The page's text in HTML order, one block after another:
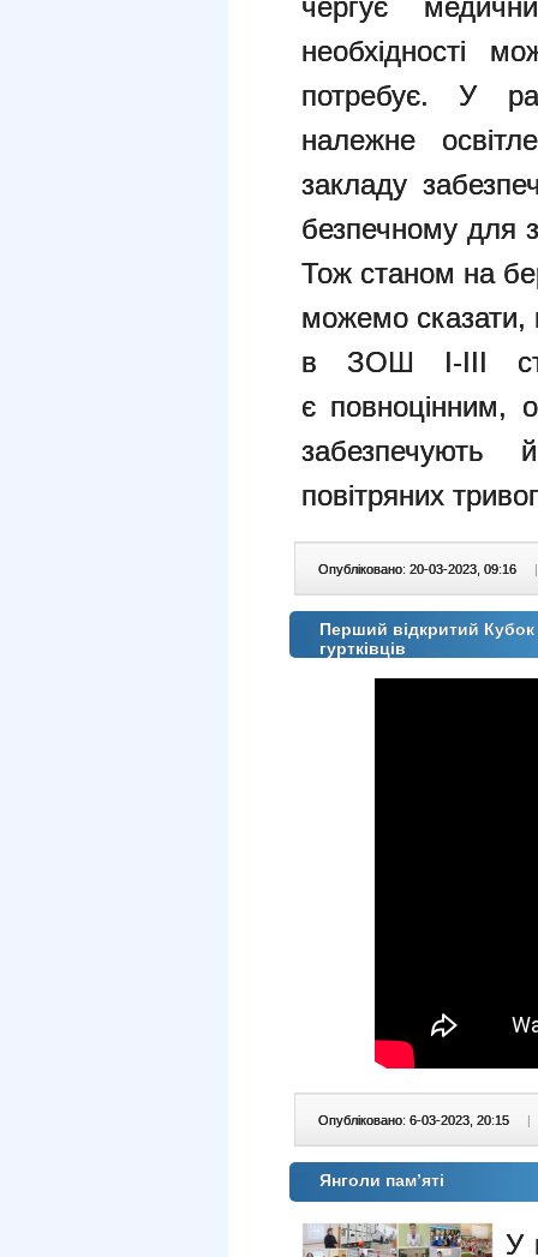
чергує
необхідності
потребує. У
належне
закладу
безпечному для
Тож станом на
можемо сказати,
в ЗОШ І-ІІІ
є
забезпечують
повітряних
Опубліковано: 20-03-2023, 09:16 |
Перший відкритий Кубок
гуртківців
Опубліковано: 6-03-2023, 20:15 |
Янголи пам’яті
У